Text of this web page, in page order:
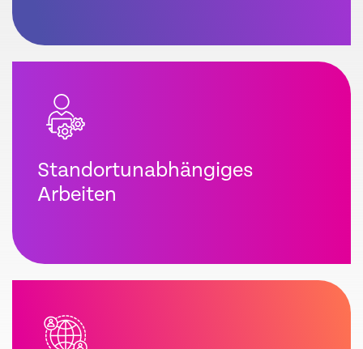
Standortunabhängiges
Arbeiten